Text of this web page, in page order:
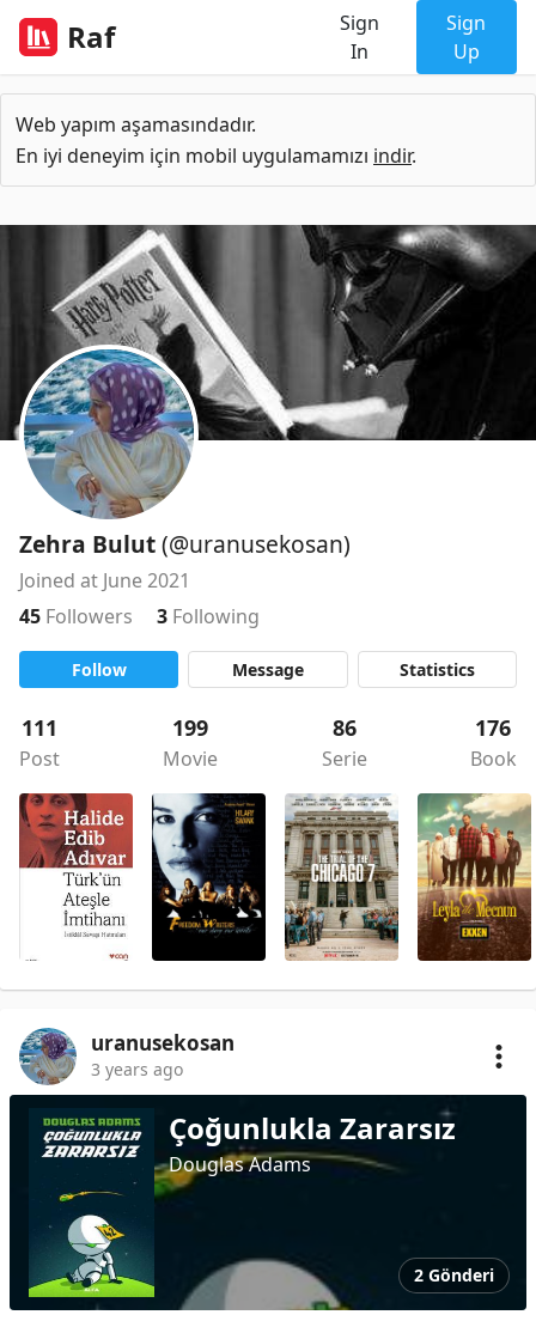
Raf
Sign
In
Sign
Up
Web yapım aşamasındadır.
En iyi deneyim için mobil uygulamamızı indir.
Zehra Bulut(@uranusekosan)
Joined at June 2021
45 Followers 3 Following
Follow Message Statistics
111
Post
199
Movie
86
Serie
176
Book
uranusekosan
3 years ago
Çoğunlukla Zararsız
Douglas Adams
2 Gönderi